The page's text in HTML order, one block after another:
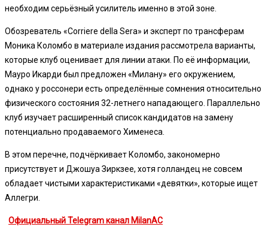
необходим серьёзный усилитель именно в этой зоне.
Обозреватель «Corriere della Sera» и эксперт по трансферам
Моника Коломбо в материале издания рассмотрела варианты,
которые клуб оценивает для линии атаки. По её информации,
Мауро Икарди был предложен «Милану» его окружением,
однако у россонери есть определённые сомнения относительно
физического состояния 32-летнего нападающего. Параллельно
клуб изучает расширенный список кандидатов на замену
потенциально продаваемого Хименеса.
В этом перечне, подчёркивает Коломбо, закономерно
присутствует и Джошуа Зиркзее, хотя голландец не совсем
обладает чистыми характеристиками «девятки», которые ищет
Аллегри.
Официальный Telegram канал MilanAC